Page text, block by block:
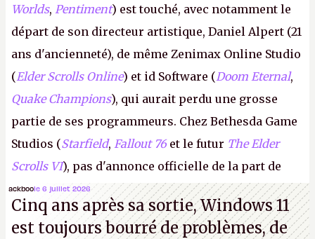
Worlds, Pentiment) est touché, avec notamment le
départ de son directeur artistique, Daniel Alpert (21
ans d'ancienneté), de même Zenimax Online Studio
(Elder Scrolls Online) et id Software (Doom Eternal,
Quake Champions), qui aurait perdu une grosse
partie de ses programmeurs. Chez Bethesda Game
Studios (Starfield, Fallout 76 et le futur The Elder
Scrolls VI), pas d'annonce officielle de la part de
Microsoft, mais le syndicat des employés confirme
de nombreux licenciements.A.
ackboole 6 juillet 2026
Cinq ans après sa sortie, Windows 11
est toujours bourré de problèmes, de